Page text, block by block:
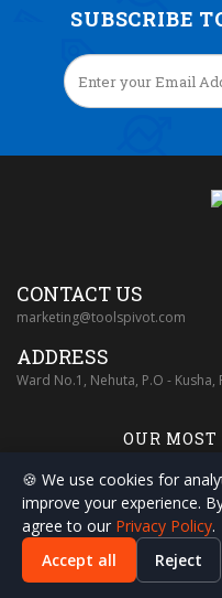
SUBSCRIBE
CONTACT US
marketing@toolspivot.com
ADDRESS
Ward No.1, Nehuta, P.O -
OUR
🍪 We use cookies for
improve your experience.
agree to our Privacy Policy.
Accept all
Reject